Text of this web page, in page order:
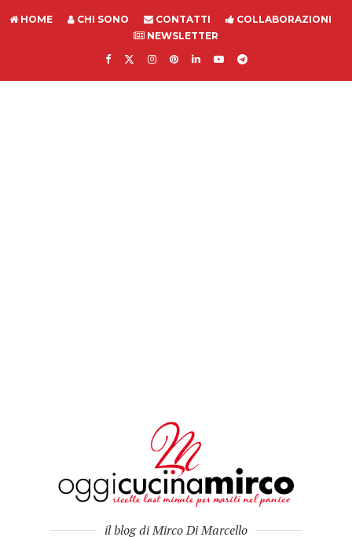
HOME CHI SONO CONTATTI
COLLABORAZIONI
NEWSLETTER
il blog di Mirco Di Marcello